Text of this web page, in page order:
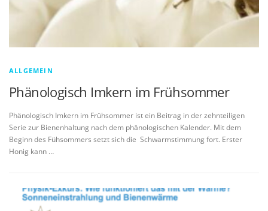
ALLGEMEIN
Phänologisch Imkern im Frühsommer
Phänologisch Imkern im Frühsommer ist ein Beitrag in der zehnteiligen
Serie zur Bienenhaltung nach dem phänologischen Kalender. Mit dem
Beginn des Fühsommers setzt sich die Schwarmstimmung fort. Erster
Honig kann …